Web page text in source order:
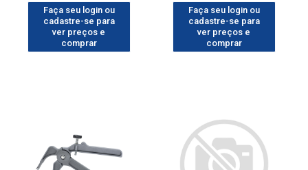
Faça seu login ou
cadastre-se para
ver preços e
comprar
Faça seu login ou
cadastre-se para
ver preços e
comprar